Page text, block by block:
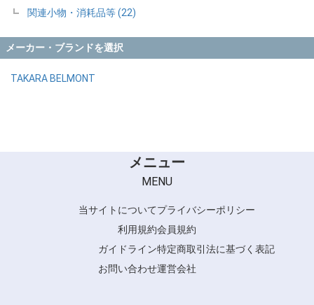
関連小物・消耗品等 (22)
メーカー・ブランドを選択
TAKARA BELMONT
メニュー
MENU
当サイトについてプライバシーポリシー
利用規約会員規約
ガイドライン特定商取引法に基づく表記
お問い合わせ運営会社